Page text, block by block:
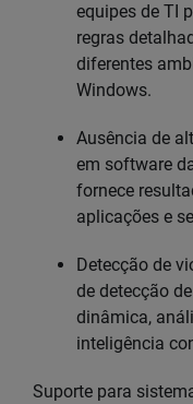
equipes de TI
regras
diferentes
Windows.
Ausência de
em software
fornece
aplicações e
Detecção de
de detecção
dinâmica,
inteligência
Suporte para